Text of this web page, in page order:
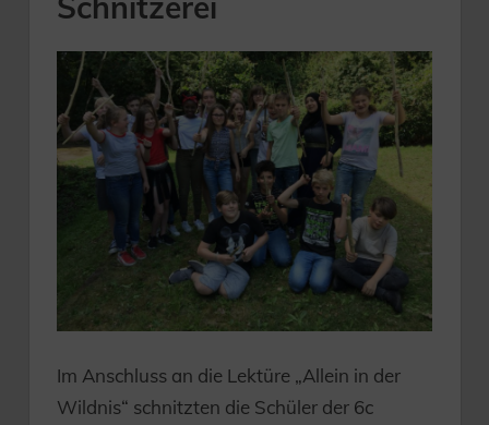
Im Anschluss an die Lektüre „Allein in der
Wildnis“ schnitzten die Schüler der 6c